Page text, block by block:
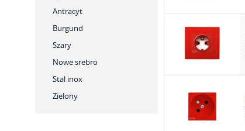
Antracyt
Burgund
Szary
Nowe srebro
Stal inox
Zielony